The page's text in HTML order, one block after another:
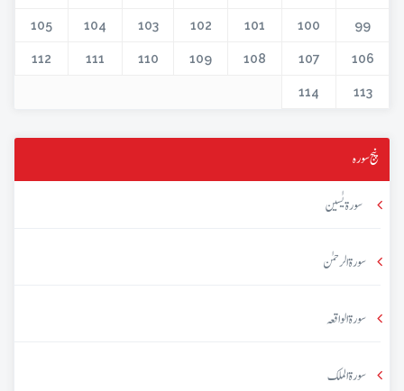
99
100
101
102
103
104
105
106
107
108
109
110
111
112
113
114
پنج سورہ
سورۃ یٰسین
سورۃ الرحمٰن
سورۃ الواقعہ
سورۃ الملک